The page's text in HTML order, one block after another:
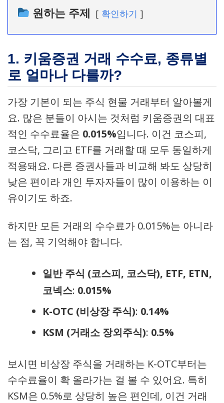
원하는 주제 확인하기
1. 키움증권 거래 수수료, 종류별
로 얼마나 다를까?
가장 기본이 되는 주식 현물 거래부터 알아볼게
요. 많은 분들이 아시는 것처럼 키움증권의 대표
적인 수수료율은 0.015%입니다. 이건 코스피,
코스닥, 그리고 ETF를 거래할 때 모두 동일하게
적용돼요. 다른 증권사들과 비교해 봐도 상당히
낮은 편이라 개인 투자자들이 많이 이용하는 이
유이기도 하죠.
하지만 모든 거래의 수수료가 0.015%는 아니라
는 점, 꼭 기억해야 합니다.
일반 주식 (코스피, 코스닥), ETF, ETN,
코넥스: 0.015%
K-OTC (비상장 주식): 0.14%
KSM (거래소 장외주식): 0.5%
보시면 비상장 주식을 거래하는 K-OTC부터는
수수료율이 확 올라가는 걸 볼 수 있어요. 특히
KSM은 0.5%로 상당히 높은 편인데, 이건 거래